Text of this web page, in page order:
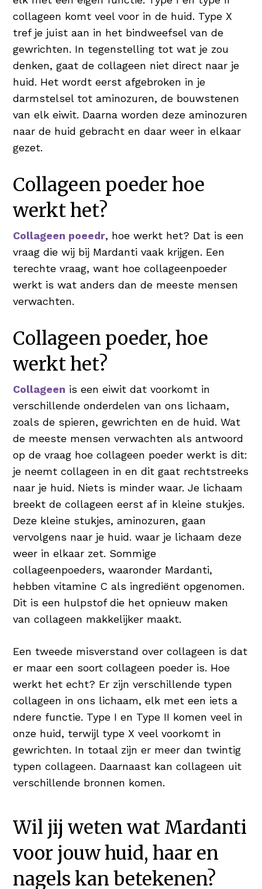
collageen komt veel voor in de huid. Type X
tref je juist aan in het bindweefsel van de
gewrichten. In tegenstelling tot wat je zou
denken, gaat de collageen niet direct naar je
huid. Het wordt eerst afgebroken in je
darmstelsel tot aminozuren, de bouwstenen
van elk eiwit. Daarna worden deze aminozuren
naar de huid gebracht en daar weer in elkaar
gezet.
Collageen poeder hoe
werkt het?
Collageen poeedr, hoe werkt het? Dat is een
vraag die wij bij Mardanti vaak krijgen. Een
terechte vraag, want hoe collageenpoeder
werkt is wat anders dan de meeste mensen
verwachten.
Collageen poeder, hoe
werkt het?
Collageen is een eiwit dat voorkomt in
verschillende onderdelen van ons lichaam,
zoals de spieren, gewrichten en de huid. Wat
de meeste mensen verwachten als antwoord
op de vraag hoe collageen poeder werkt is dit:
je neemt collageen in en dit gaat rechtstreeks
naar je huid. Niets is minder waar. Je lichaam
breekt de collageen eerst af in kleine stukjes.
Deze kleine stukjes, aminozuren, gaan
vervolgens naar je huid. waar je lichaam deze
weer in elkaar zet. Sommige
collageenpoeders, waaronder Mardanti,
hebben vitamine C als ingrediënt opgenomen.
Dit is een hulpstof die het opnieuw maken
van collageen makkelijker maakt.
Een tweede misverstand over collageen is dat
er maar een soort collageen poeder is. Hoe
werkt het echt? Er zijn verschillende typen
collageen in ons lichaam, elk met een iets a
ndere functie. Type I en Type II komen veel in
onze huid, terwijl type X veel voorkomt in
gewrichten. In totaal zijn er meer dan twintig
typen collageen. Daarnaast kan collageen uit
verschillende bronnen komen.
Wil jij weten wat Mardanti
voor jouw huid, haar en
nagels kan betekenen?